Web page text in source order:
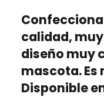
calidad,
diseño muy
mascota. Es
Disponible